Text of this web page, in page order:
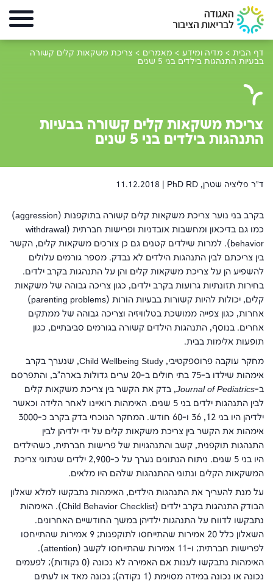
דף הבית > מדיה ומידע > מאמרים > צריכת משקאות קלים קשורה
בבעיות התנהגות בילדים בני 5 שנים
צריכת משקאות קלים קשורה בבעיות
התנהגות בילדים בני 5 שנים
ד"ר פליציה שטרן, PhD RD | 11.12.2018
בקרב בני נוער צריכת משקאות קלים קשורה בתוקפנות (aggression
)
כמו גם בדיכאון ומחשבות אובדניות ופרישות חברתית ( withdrawal
behavior ). למרות שילדים קטנים גם כן צורכים משקאות קלים, הקשר
בין צריכתם לבין התנהגות הילדים לא נבדק. מספר גורמים עלולים
להשפיע הן על צריכת משקאות קלים והן על התנהגות בקרב ילדים.
בחירות תזונתיות גרועות בקרב ילדים, כגון צריכה גבוהה של משקאות
קלים, יכולות להיות קשורות בבעיות הוֹרוּת (parenting problems
)
אחרות, כגון צפייה ממושכת בטלוויזיה וצריכה גבוהה של ממתקים
אחרים. בנוסף, התנהגות הילדים קשורה בגורמים סביבתיים, כגון
תופעות אלימות בבית.
מחקר עוקבה פרוספקטיבי, Child Wellbeing Study, שנערך בקרב
אימהות שילדו ב-75 בתי חולים ב-20 ערים גדולות בארה"ב, והתפרסם
ב-Journal of Pediatrics, בדק את הקשר בין צריכת משקאות קלים
לבין התנהגות ילדים בני 5 שנים. האימהות רואיינו לאחר הלידה וכאשר
ילדיהן היו בני 12, 36 ו-60 חודש. המחקר הנוכחי בדק בקרב כ-3000
אימהות את הקשר בין צריכת משקאות קלים על ידי ילדיהן לבין
התנהגות תוקפנית, קשב והתנהגויות של פרישות חברתית, כשהילדים
היו בני 5 שנים. ניתוח הנתונים נערך על כ-2,900 ילדים שנתוני צריכת
המשקאות הקלים ונתוני ההתנהגות שלהם היו מלאים.
על מנת להעריך את התנהגות הילדים, האימהות נתבקשו למלא שאלון
הבודק התנהגות בקרב ילדים (Child Behavior Checklist). האימהות
נתבקשו לדווח על התנהגות ילדיהן במשך החודשיים האחרונים.
השאלון כלל 20 אמירות שהתייחסו לתוקפנות; 9 אמירות שהתייחסו
לפרישות חברתית; ו-11 אמירות שהתייחסו לקשב (
attention
).
האימהות נתבקשו לענות אם האמירה לא נכונה (0 נקודות); לפעמים
נכונה או נכונה במידה מסוימת (1 נקודה); נכונה מאד או לעתים